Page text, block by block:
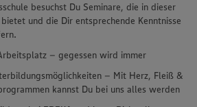
besuchst Du Seminare, die in dieser
und die Dir entsprechende Kenntnisse
– gegessen wird immer
– Mit Herz, Fleiß &
kannst Du bei uns alles werden